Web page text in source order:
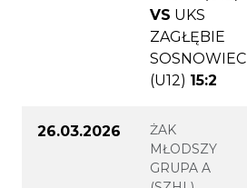
VS UKS
ZAGŁĘBIE
SOSNOWIEC
(U12) 15:2
26.03.2026
ŻAK
MŁODSZY
GRUPA A